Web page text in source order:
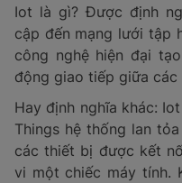
Iot là gì? Được định
cập đến mạng lưới tập
công nghệ hiện đại
động giao tiếp giữa các
Hay định nghĩa khác:
Things hệ thống lan
các thiết bị được kết
vi một chiếc máy tính.